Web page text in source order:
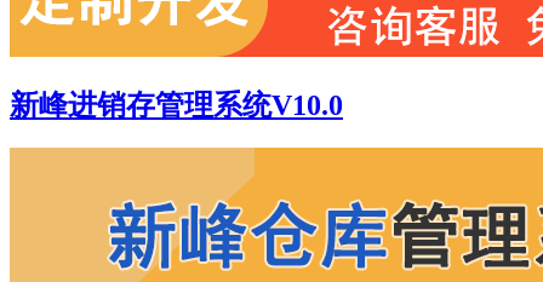
新峰进销存管理系统V10.0